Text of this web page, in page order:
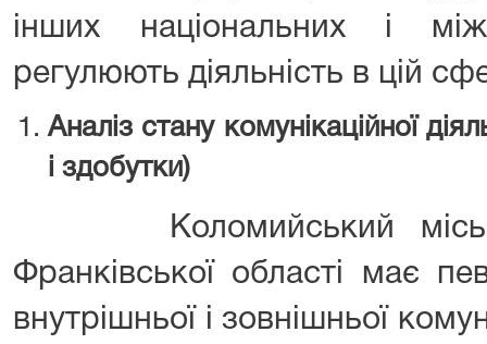
інших національних і
регулюють діяльність в цій
Аналіз стану комунікаційної
і здобутки)
Коломийський
Франківської області має
внутрішньої і зовнішньої